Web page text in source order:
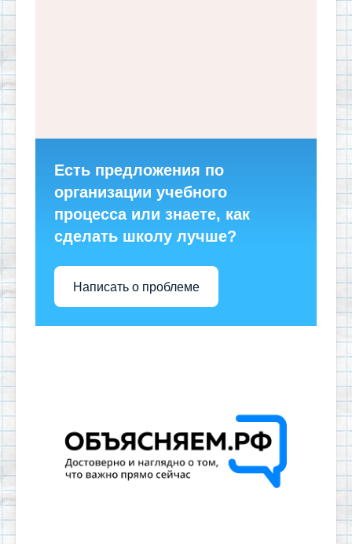
Есть предложения по
организации учебного
процесса или знаете, как
сделать школу лучше?
Написать о проблеме